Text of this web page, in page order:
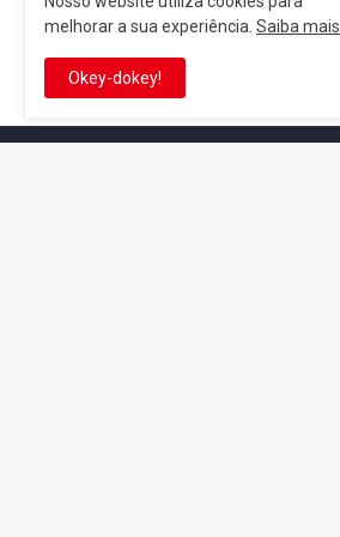
melhorar a sua experiência. Saiba mais.
Okey-dokey!